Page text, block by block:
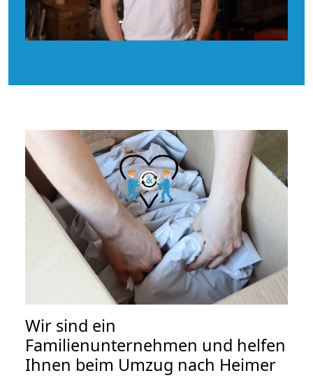
Wir sind ein
Familienunternehmen und helfen
Ihnen beim Umzug nach Heimer